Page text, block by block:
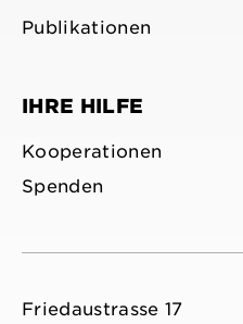
Publikationen
IHRE HILFE
Kooperationen
Spenden
Friedaustrasse 17